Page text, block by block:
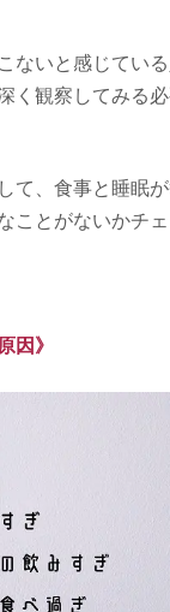
ないと感じてい
く観察してみる必
て、食事と睡眠が
ことがないかチ
因》